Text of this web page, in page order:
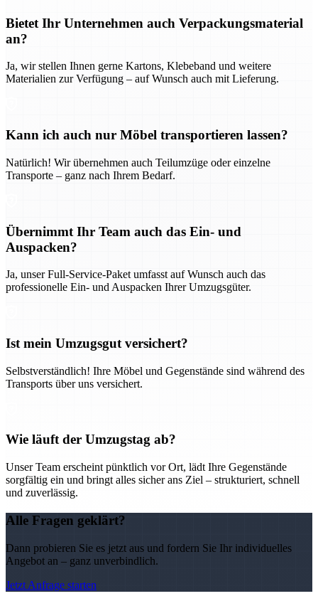
Bietet Ihr Unternehmen auch Verpackungsmaterial
an?
Ja, wir stellen Ihnen gerne Kartons, Klebeband und weitere
Materialien zur Verfügung – auf Wunsch auch mit Lieferung.
Kann ich auch nur Möbel transportieren lassen?
Natürlich! Wir übernehmen auch Teilumzüge oder einzelne
Transporte – ganz nach Ihrem Bedarf.
Übernimmt Ihr Team auch das Ein- und
Auspacken?
Ja, unser Full-Service-Paket umfasst auf Wunsch auch das
professionelle Ein- und Auspacken Ihrer Umzugsgüter.
Ist mein Umzugsgut versichert?
Selbstverständlich! Ihre Möbel und Gegenstände sind während des
Transports über uns versichert.
Wie läuft der Umzugstag ab?
Unser Team erscheint pünktlich vor Ort, lädt Ihre Gegenstände
sorgfältig ein und bringt alles sicher ans Ziel – strukturiert, schnell
und zuverlässig.
Alle Fragen geklärt?
Dann probieren Sie es jetzt aus und fordern Sie Ihr individuelles
Angebot an – ganz unverbindlich.
Jetzt Anfrage starten